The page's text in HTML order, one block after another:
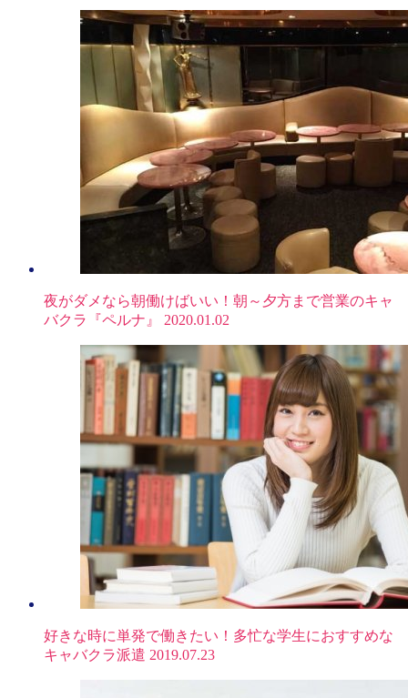
夜がダメなら朝働けばいい！朝～夕方まで営業のキャ
バクラ『ペルナ』 2020.01.02
好きな時に単発で働きたい！多忙な学生におすすめな
キャバクラ派遣 2019.07.23